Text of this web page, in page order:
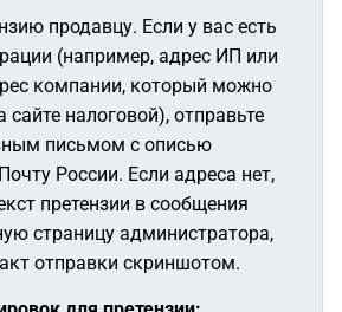
продавцу. Если у вас есть
(например, адрес ИП или
компании, который можно
налоговой), отправьте
письмом с описью
России. Если адреса нет,
претензии в сообщения
страницу администратора,
отправки скриншотом.